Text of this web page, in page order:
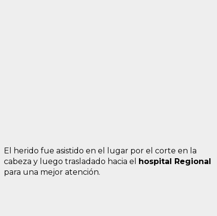
El herido fue asistido en el lugar por el corte en la
cabeza y luego trasladado hacia el hospital Regional
para una mejor atención.